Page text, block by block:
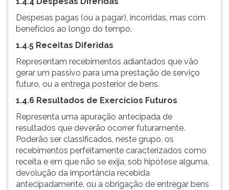
Despesas pagas (ou a pagar), incorridas, mas com
benefícios ao longo do tempo.
1.4.5 Receitas Diferidas
Representam recebimentos adiantados que vão
gerar um passivo para uma prestação de serviço
futuro, ou a entrega posterior de bens.
1.4.6 Resultados de Exercícios Futuros
Representa uma apuração antecipada de
resultados que deverão ocorrer futuramente.
Poderão ser classificados, neste grupo, os
recebimentos perfeitamente caracterizados como
receita e em que não se exija, sob hipótese alguma,
devolução da importância recebida
antecipadamente, ou a obrigação de entregar bens